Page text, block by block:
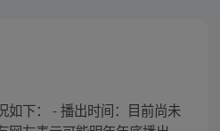
如下： - 播出时间：目前尚未